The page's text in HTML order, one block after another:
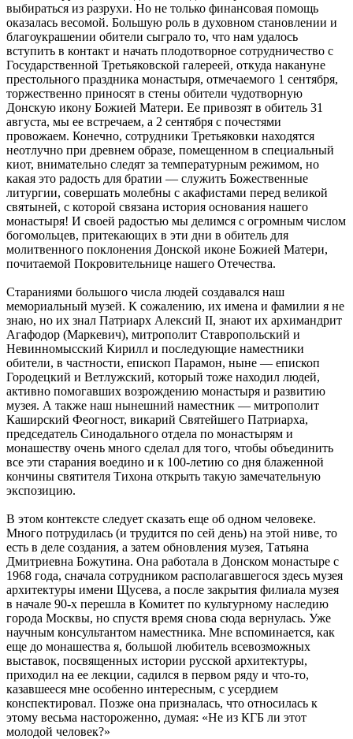
выбираться из разрухи. Но не только финансовая помощь
оказалась весомой. Большую роль в духовном становлении и
благоукрашении обители сыграло то, что нам удалось
вступить в контакт и начать плодотворное сотрудничество с
Государственной Третьяковской галереей, откуда накануне
престольного праздника монастыря, отмечаемого 1 сентября,
торжественно приносят в стены обители чудотворную
Донскую икону Божией Матери. Ее привозят в обитель 31
августа, мы ее встречаем, а 2 сентября с почестями
провожаем. Конечно, сотрудники Третьяковки находятся
неотлучно при древнем образе, помещенном в специальный
киот, внимательно следят за температурным режимом, но
какая это радость для братии — служить Божественные
литургии, совершать молебны с акафистами перед великой
святыней, с которой связана история основания нашего
монастыря! И своей радостью мы делимся с огромным числом
богомольцев, притекающих в эти дни в обитель для
молитвенного поклонения Донской иконе Божией Матери,
почитаемой Покровительнице нашего Отечества.
Стараниями большого числа людей создавался наш
мемориальный музей. К сожалению, их имена и фамилии я не
знаю, но их знал Патриарх Алексий II, знают их архимандрит
Агафодор (Маркевич), митрополит Ставропольский и
Невинномысский Кирилл и последующие наместники
обители, в частности, епископ Парамон, ныне — епископ
Городецкий и Ветлужский, который тоже находил людей,
активно помогавших возрождению монастыря и развитию
музея. А также наш нынешний наместник — митрополит
Каширский Феогност, викарий Святейшего Патриарха,
председатель Синодального отдела по монастырям и
монашеству очень много сделал для того, чтобы объединить
все эти старания воедино и к 100-летию со дня блаженной
кончины святителя Тихона открыть такую замечательную
экспозицию.
В этом контексте следует сказать еще об одном человеке.
Много потрудилась (и трудится по сей день) на этой ниве, то
есть в деле создания, а затем обновления музея, Татьяна
Дмитриевна Божутина. Она работала в Донском монастыре с
1968 года, сначала сотрудником располагавшегося здесь музея
архитектуры имени Щусева, а после закрытия филиала музея
в начале 90-х перешла в Комитет по культурному наследию
города Москвы, но спустя время снова сюда вернулась. Уже
научным консультантом наместника. Мне вспоминается, как
еще до монашества я, большой любитель всевозможных
выставок, посвященных истории русской архитектуры,
приходил на ее лекции, садился в первом ряду и что-то,
казавшееся мне особенно интересным, с усердием
конспектировал. Позже она призналась, что относилась к
этому весьма настороженно, думая: «Не из КГБ ли этот
молодой человек?»